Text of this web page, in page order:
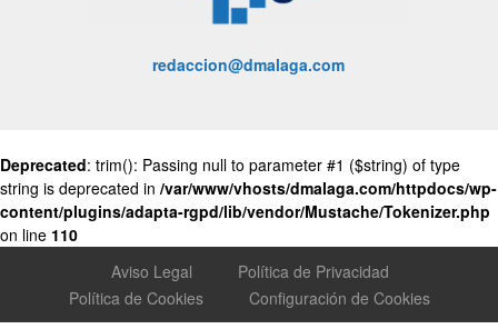
redaccion@dmalaga.com
Deprecated: trim(): Passing null to parameter #1 ($string) of type
string is deprecated in /var/www/vhosts/dmalaga.com/httpdocs/wp-
content/plugins/adapta-rgpd/lib/vendor/Mustache/Tokenizer.php
on line 110
Aviso Legal
Política de Privacidad
Política de Cookies
Configuración de Cookies